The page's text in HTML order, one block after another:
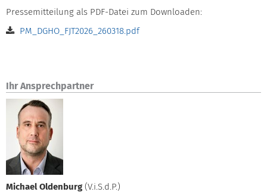
Pressemitteilung als PDF-Datei zum Downloaden:
PM_DGHO_FJT2026_260318.pdf
Ihr Ansprechpartner
Michael Oldenburg (V.i.S.d.P.)